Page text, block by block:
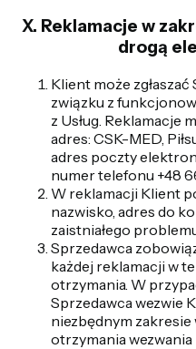
X. Reklamacje w
drogą
Klient może
związku z
z Usług. Reklamacje
adres: CSK-MED,
adres poczty
numer telefonu +48
W reklamacji Klient
nazwisko, adres do
zaistniałego
Sprzedawca
każdej reklamacji w
otrzymania. W
Sprzedawca wezwie
niezbędnym
otrzymania wezwania